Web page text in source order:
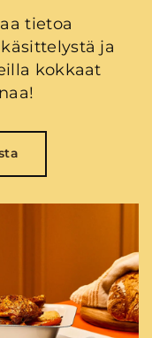
tietoa
ja
kokkaat